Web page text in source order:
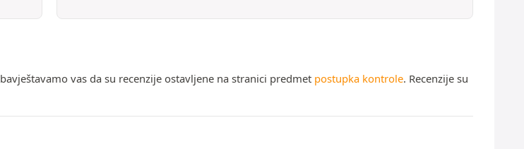
vas da su recenzije ostavljene na stranici predmet postupka kontrole. Recenzije su